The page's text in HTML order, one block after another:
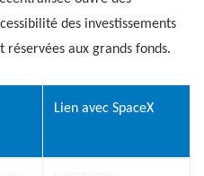
des investissements
réservées aux grands fonds.
Lien avec SpaceX